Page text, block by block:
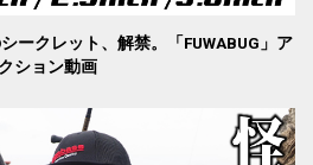
ークレット、解禁。「FUWABUG」ア
クション動画